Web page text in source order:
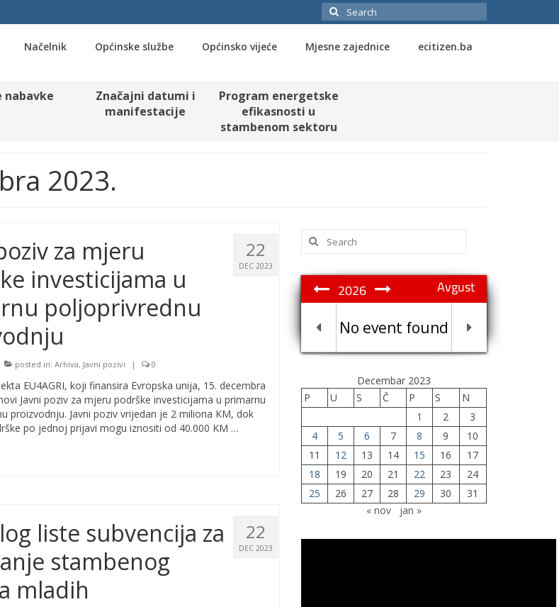
Search
for:
Načelnik Općinske službe Općinsko vijeće Mjesne zajednice ecitizen.ba
nabavke
Značajni datumi i
manifestacije
Program energetske
efikasnosti u
stambenom sektoru
2023.
22
DEC 2023
za mjeru
investicijama u
poljoprivrednu
posted in: Arhiva, Javni pozivi | 0
EU4AGRI, koji finansira Evropska unija, 15. decembra
Javni poziv za mjeru podrške investicijama u primarnu
proizvodnju. Javni poziv vrijedan je 2 miliona KM, dok
po jednoj prijavi mogu iznositi od 40.000 KM …
22
DEC 2023
liste subvencija za
stambenog
mladih
Search
for:
Avgust
2026
No event found
Decembar 2023
P
U S Č P S
N
1
2
3
4
5 6 7 8 9
10
11
12 13 14 15 16
17
18
19 20 21 22 23
24
25
26 27 28 29 30
31
« nov
jan »